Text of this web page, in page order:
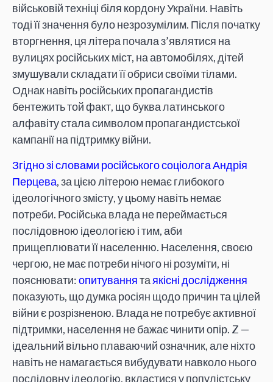
військовій техніці біля кордону України. Навіть
тоді її значення було незрозумілим. Після початку
вторгнення, ця літера почала з’являтися на
вулицях російських міст, на автомобілях, дітей
змушували складати її обриси своїми тілами.
Однак навіть російських пропагандистів
бентежить той факт, що буква латинського
алфавіту стала символом пропагандистської
кампанії на підтримку війни.
Згідно зі словами російського соціолога Андрія
Перцева, за цією літерою немає глибокого
ідеологічного змісту, у цьому навіть немає
потреби. Російська влада не переймається
послідовною ідеологією і тим, аби
прищеплювати її населенню. Населення, своєю
чергою, не має потреби нічого ні розуміти, ні
пояснювати:опитуваннята якісні дослідження
показують, що думка росіян щодо причин та цілей
війни є розрізненою. Влада не потребує активної
підтримки, населення не бажає чинити опір. Z —
ідеальний вільно плаваючий означник, але ніхто
навіть не намагається вибудувати навколо нього
послідовну ідеологію, вкластися у популістську